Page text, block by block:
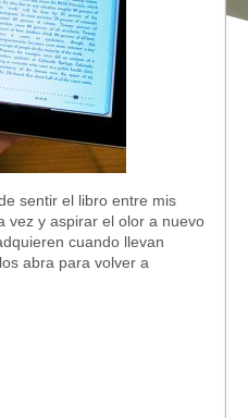
sentir el libro entre mis
vez y aspirar el olor a nuevo
cuando llevan
abra para volver a